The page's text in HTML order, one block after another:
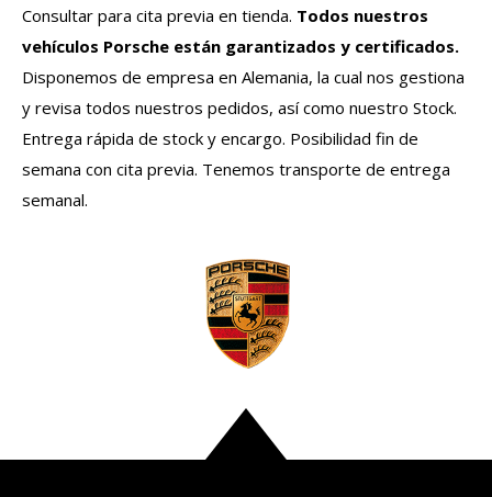
Consultar para cita previa en tienda. Todos nuestros
vehículos Porsche están garantizados y certificados.
Disponemos de empresa en Alemania, la cual nos gestiona
y revisa todos nuestros pedidos, así como nuestro Stock.
Entrega rápida de stock y encargo. Posibilidad fin de
semana con cita previa. Tenemos transporte de entrega
semanal.